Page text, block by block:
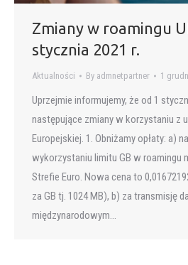
Zmiany w roamingu
stycznia 2021 r.
Aktualności By admnetpartner 1
Uprzejmie informujemy, że od 1
następujące zmiany w korzystaniu z
Europejskiej. 1. Obniżamy opłaty: a)
wykorzystaniu limitu GB w roamingu
Strefie Euro. Nowa cena to
za GB tj. 1024 MB), b) za transmisję
międzynarodowym…